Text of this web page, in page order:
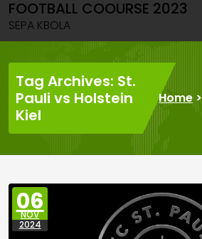
Skip
to
content
FOOTBALL COOURSE 2023
SEPA KBOLA
Tag Archives: St.
Pauli vs Holstein
Kiel
Home>
06
NOV
2024